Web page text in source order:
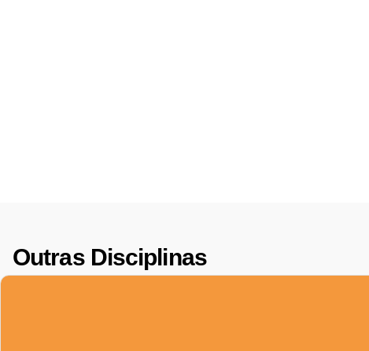
Outras Disciplinas